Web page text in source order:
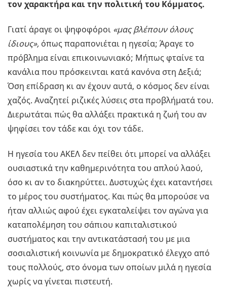
τον χαρακτήρα και την πολιτική του Κόμματος.
Γιατί άραγε οι ψηφοφόροι «μας βλέπουν όλους
ίδιους», όπως παραπονιέται η ηγεσία; Άραγε το
πρόβλημα είναι επικοινωνιακό; Μήπως φταίνε τα
κανάλια που πρόσκεινται κατά κανόνα στη Δεξιά;
Όση επίδραση κι αν έχουν αυτά, ο κόσμος δεν είναι
χαζός. Αναζητεί ριζικές λύσεις στα προβλήματά του.
Διερωτάται πώς θα αλλάξει πρακτικά η ζωή του αν
ψηφίσει τον τάδε και όχι τον τάδε.
Η ηγεσία του ΑΚΕΛ δεν πείθει ότι μπορεί να αλλάξει
ουσιαστικά την καθημερινότητα του απλού λαού,
όσο κι αν το διακηρύττει. Δυστυχώς έχει καταντήσει
το μέρος του συστήματος. Και πώς θα μπορούσε να
ήταν αλλιώς αφού έχει εγκαταλείψει τον αγώνα για
καταπολέμηση του σάπιου καπιταλιστικού
συστήματος και την αντικατάστασή του με μια
σοσιαλιστική κοινωνία με δημοκρατικό έλεγχο από
τους πολλούς, στο όνομα των οποίων μιλά η ηγεσία
χωρίς να γίνεται πιστευτή.